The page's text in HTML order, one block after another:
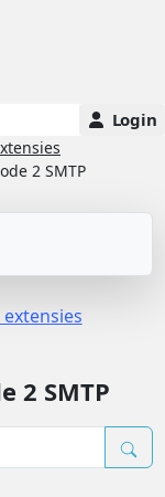
Login
2 SMTP
extensies
2 SMTP